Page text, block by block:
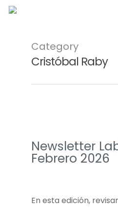
Category
Cristóbal Raby
Newsletter
Febrero 2026
En esta edición,